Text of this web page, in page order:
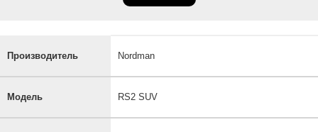
Производитель Nordman
Модель RS2 SUV